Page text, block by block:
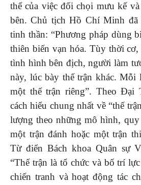
thể của việc đối chọi mưu kế và
bên. Chủ tịch Hồ Chí Minh
tinh thần: “Phương pháp dùng
thiên biến vạn hóa. Tùy thời cơ,
tình hình bên địch, người làm
này, lúc bày thế trận khác. Mỗi
một thế trận riêng”. Theo Đại
cách hiểu chung nhất về “thế
lượng theo những mô hình,
một trận đánh hoặc một trận
Từ điển Bách khoa Quân sự
“Thế trận là tổ chức và bố trí
chiến tranh và hoạt động tác